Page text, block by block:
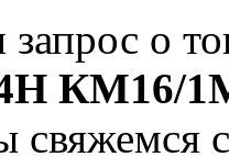
о
КМ16/
свяжемся